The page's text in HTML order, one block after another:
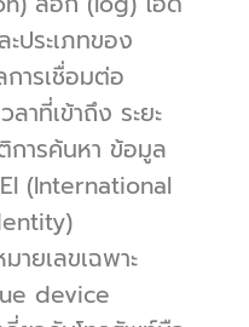
ประเภทของ
ารเชื่อมต่อ
าที่เข้าถึง ระยะ
การค้นหา ข้อมูล
(International
ยเลขเฉพาะ
device